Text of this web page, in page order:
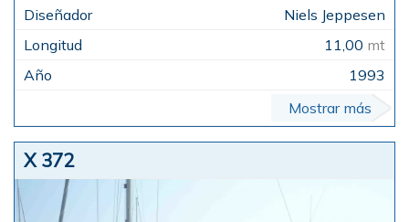
Niels Jeppesen
11,00 mt
1993
Mostrar más
X 372